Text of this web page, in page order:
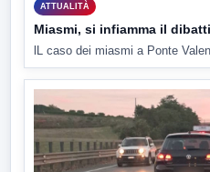
ATTUALITÀ
Miasmi, si infiamma il
lL caso dei miasmi a Ponte